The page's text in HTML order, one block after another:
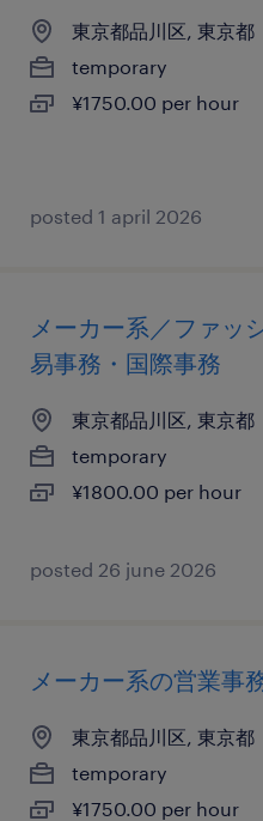
東京都品川区, 東京都
temporary
¥1750.00 per hour
posted 1 april 2026
メーカー系／ファッ
易事務・国際事務
東京都品川区, 東京都
temporary
¥1800.00 per hour
posted 26 june 2026
メーカー系の営業事
東京都品川区, 東京都
temporary
¥1750.00 per hour